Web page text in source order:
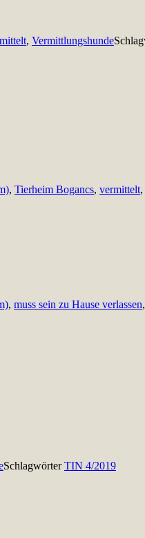
, Vermittlungshunde
, Tierheim Bogancs, vermittelt,
, muss sein zu Hause verlassen,
SchlagwörterTIN 4/2019